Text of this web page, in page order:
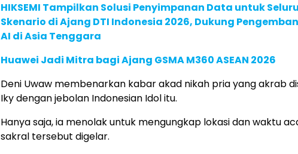
HIKSEMI Tampilkan Solusi Penyimpanan Data untuk
Skenario di Ajang DTI Indonesia 2026, Dukung
AI di Asia Tenggara
Huawei Jadi Mitra bagi Ajang GSMA M360 ASEAN 2026
Deni Uwaw membenarkan kabar akad nikah pria yang akrab
Iky dengan jebolan Indonesian Idol itu.
Hanya saja, ia menolak untuk mengungkap lokasi dan waktu
sakral tersebut digelar.